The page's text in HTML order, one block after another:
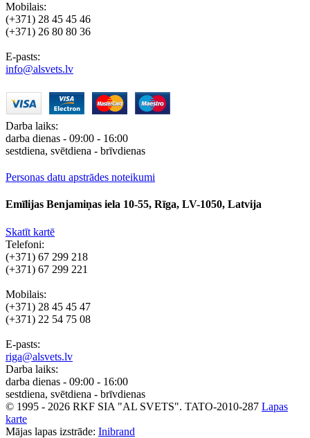
Mobilais:
(+371) 28 45 45 46
(+371) 26 80 80 36
E-pasts:
info@alsvets.lv
Darba laiks:
darba dienas - 09:00 - 16:00
sestdiena, svētdiena - brīvdienas
Personas datu apstrādes noteikumi
Emīlijas Benjamiņas iela 10-55, Rīga, LV-1050, Latvija
Skatīt kartē
Telefoni:
(+371) 67 299 218
(+371) 67 299 221
Mobilais:
(+371) 28 45 45 47
(+371) 22 54 75 08
E-pasts:
riga@alsvets.lv
Darba laiks:
darba dienas - 09:00 - 16:00
sestdiena, svētdiena - brīvdienas
© 1995 - 2026 RKF SIA "AL SVETS". TATO-2010-287 Lapas
karte
Mājas lapas izstrāde: Inibrand